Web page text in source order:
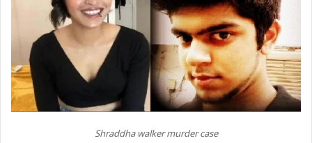
Shraddha walker murder case